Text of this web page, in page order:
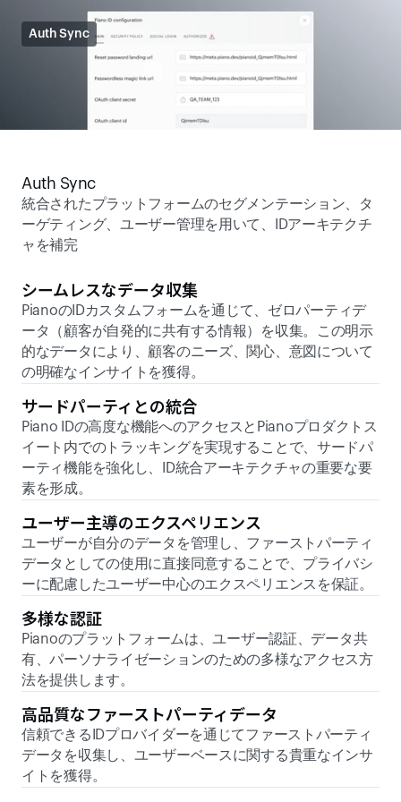
Auth Sync
Auth Sync
統合されたプラットフォームのセグメンテーション、タ
ーゲティング、ユーザー管理を用いて、IDアーキテクチ
ャを補完
シームレスなデータ収集
PianoのIDカスタムフォームを通じて、ゼロパーティデ
ータ（顧客が自発的に共有する情報）を収集。この明示
的なデータにより、顧客のニーズ、関心、意図について
の明確なインサイトを獲得。
サードパーティとの統合
Piano IDの高度な機能へのアクセスとPianoプロダクトス
イート内でのトラッキングを実現することで、サードパ
ーティ機能を強化し、ID統合アーキテクチャの重要な要
素を形成。
ユーザー主導のエクスペリエンス
ユーザーが自分のデータを管理し、ファーストパーティ
データとしての使用に直接同意することで、プライバシ
ーに配慮したユーザー中心のエクスペリエンスを保証。
多様な認証
Pianoのプラットフォームは、ユーザー認証、データ共
有、パーソナライゼーションのための多様なアクセス方
法を提供します。
高品質なファーストパーティデータ
信頼できるIDプロバイダーを通じてファーストパーティ
データを収集し、ユーザーベースに関する貴重なインサ
イトを獲得。